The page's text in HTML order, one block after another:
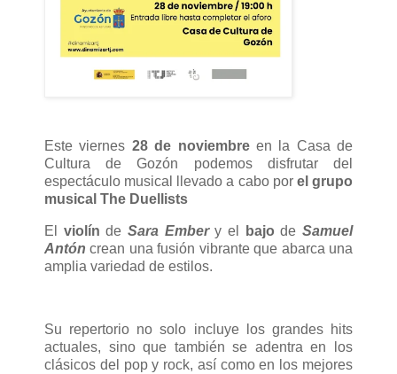
Este viernes 28 de noviembre en la Casa de
Cultura de Gozón podemos disfrutar del
espectáculo musical llevado a cabo por el grupo
musical The Duellists
El violín deSara Embery el bajo deSamuel
Antón crean una fusión vibrante que abarca una
amplia variedad de estilos.
Su repertorio no solo incluye los grandes hits
actuales, sino que también se adentra en los
clásicos del pop y rock, así como en los mejores